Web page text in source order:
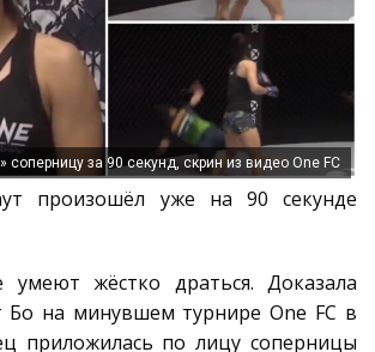
соперницу за 90 секунд, скрин из видео One FC
произошёл уже на 90 секунде
жёстко драться. Доказала
Бо на минувшем турнире One FC в
приложилась по лицу соперницы